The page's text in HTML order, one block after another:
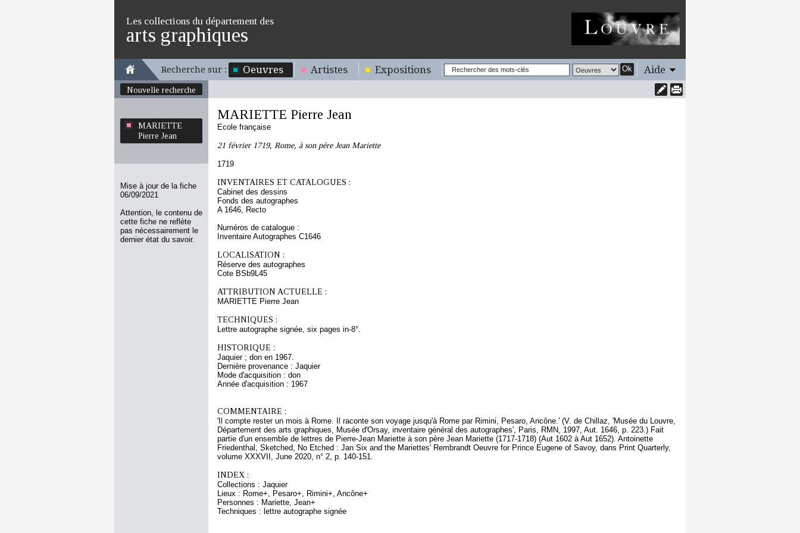
Les collections du département des
arts graphiques
Recherche sur : Oeuvres Artistes Expositions Ok Aide
Nouvelle recherche
MARIETTE
Pierre Jean
Mise à jour de la fiche
06/09/2021
Attention, le contenu de
cette fiche ne reflète
pas nécessairement le
dernier état du savoir.
MARIETTE Pierre Jean
Ecole française
21 février 1719, Rome, à son père Jean Mariette
1719
INVENTAIRES ET CATALOGUES :
Cabinet des dessins
Fonds des autographes
A 1646, Recto
Numéros de catalogue :
Inventaire Autographes C1646
LOCALISATION :
Réserve des autographes
Cote BSb9L45
ATTRIBUTION ACTUELLE :
MARIETTE Pierre Jean
TECHNIQUES :
Lettre autographe signée, six pages in-8°.
HISTORIQUE :
Jaquier ; don en 1967.
Dernière provenance : Jaquier
Mode d'acquisition : don
Année d'acquisition : 1967
COMMENTAIRE :
'Il compte rester un mois à Rome. Il raconte son voyage jusqu'à Rome par Rimini, Pesaro, Ancône.' (V. de Chillaz, 'Musée du Louvre,
Département des arts graphiques, Musée d'Orsay, inventaire général des autographes', Paris, RMN, 1997, Aut. 1646, p. 223.) Fait
partie d'un ensemble de lettres de Pierre-Jean Mariette à son père Jean Mariette (1717-1718) (Aut 1602 à Aut 1652). Antoinette
Friedenthal, Sketched, No Etched : Jan Six and the Mariettes' Rembrandt Oeuvre for Prince Eugene of Savoy, dans Print Quarterly,
volume XXXVII, June 2020, n° 2, p. 140-151.
INDEX :
Collections : Jaquier
Lieux : Rome+, Pesaro+, Rimini+, Ancône+
Personnes : Mariette, Jean+
Techniques : lettre autographe signée